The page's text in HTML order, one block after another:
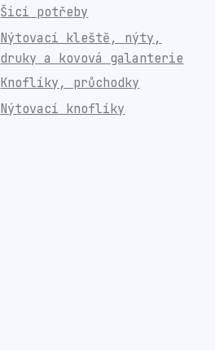
Šicí potřeby
Nýtovací kleště, nýty,
druky a kovová galanterie
Knoflíky, průchodky
Nýtovací knoflíky